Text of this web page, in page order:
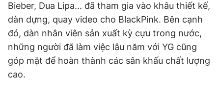
Bieber, Dua Lipa... đã tham gia vào khâu thiết kế,
dàn dựng, quay video cho BlackPink. Bên cạnh
đó, dàn nhân viên sản xuất kỳ cựu trong nước,
những người đã làm việc lâu năm với YG cũng
góp mặt để hoàn thành các sân khấu chất lượng
cao.